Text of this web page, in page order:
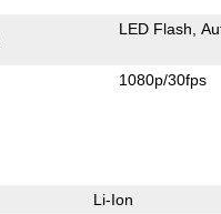
LED Flash
1080p/30fps
Li-Ion